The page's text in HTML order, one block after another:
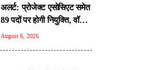
अलर्ट: प्रोजेक्ट एसोसिएट समेत
89 पदों पर होगी नियुक्ति, वॉक-
इन इंटरव्यू 10 अगस्त से
August 6, 2026